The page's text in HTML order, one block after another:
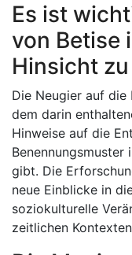
Es ist
von Betise
Hinsicht
Die Neugier auf
dem darin
Hinweise auf die
Benennungsmuster
gibt. Die
neue Einblicke in
soziokulturelle
zeitlichen